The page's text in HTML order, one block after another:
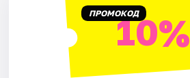
ПРОМОКОД10%